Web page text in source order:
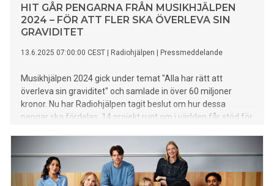
HIT GÅR PENGARNA FRÅN MUSIKHJÄLPEN
2024 – FÖR ATT FLER SKA ÖVERLEVA SIN
GRAVIDITET
13.6.2025 07:00:00 CEST Radiohjälpen Pressmeddelande
Musikhjälpen 2024 gick under temat "Alla har rätt att
överleva sin graviditet" och samlade in över 60 miljoner
kronor. Nu har Radiohjälpen tagit beslut om hur dessa
pengar ska fördelas. 14 projekt runt om i världen får stöd för
ska ha chans att överleva sin graviditet.